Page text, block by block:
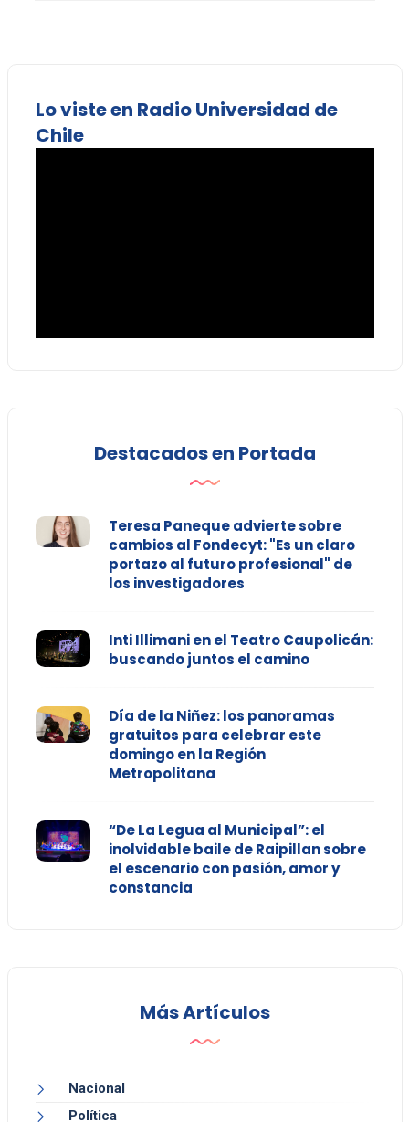
Lo viste en Radio Universidad de
Chile
Destacados en Portada
Teresa Paneque advierte sobre
cambios al Fondecyt: "Es un claro
portazo al futuro profesional" de
los investigadores
Inti Illimani en el Teatro Caupolicán:
buscando juntos el camino
Día de la Niñez: los panoramas
gratuitos para celebrar este
domingo en la Región
Metropolitana
“De La Legua al Municipal”: el
inolvidable baile de Raipillan sobre
el escenario con pasión, amor y
constancia
Más Artículos
Nacional
Política